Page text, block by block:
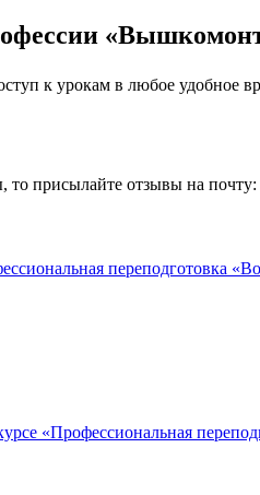
к урокам в любое удобное
то присылайте отзывы на почту:
переподготовка
«Профессиональная